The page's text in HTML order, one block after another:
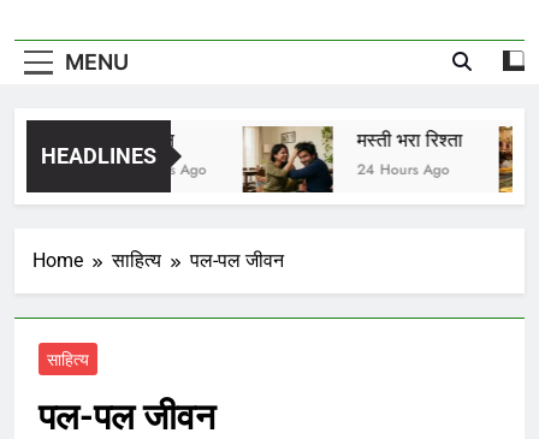
MENU
HEADLINES
23 Hours Ago
मस्ती भरा रिश्ता
24 Hours Ago
Home साहित्य पल-पल जीवन
साहित्य
पल-पल जीवन